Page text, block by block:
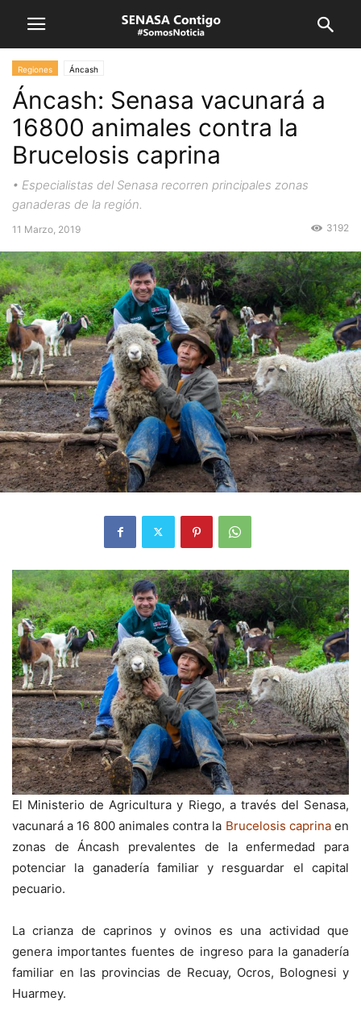
Regiones Áncash
Áncash: Senasa vacunará a
16800 animales contra la
Brucelosis caprina
• Especialistas del Senasa recorren principales zonas
ganaderas de la región.
11 Marzo, 2019 3192
El Ministerio de Agricultura y Riego, a través del Senasa,
vacunará a 16 800 animales contra la Brucelosis caprinaen
zonas de Áncash prevalentes de la enfermedad para
potenciar la ganadería familiar y resguardar el capital
pecuario.
La crianza de caprinos y ovinos es una actividad que
genera importantes fuentes de ingreso para la ganadería
familiar en las provincias de Recuay, Ocros, Bolognesi y
Huarmey.